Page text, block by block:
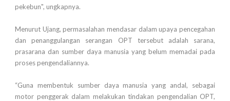
pekebun", ungkapnya.
Menurut Ujang, permasalahan mendasar dalam upaya pencegahan
dan penanggulangan serangan OPT tersebut adalah sarana,
prasarana dan sumber daya manusia yang belum memadai pada
proses pengendaliannya.
“Guna membentuk sumber daya manusia yang andal, sebagai
motor penggerak dalam melakukan tindakan pengendalian OPT,